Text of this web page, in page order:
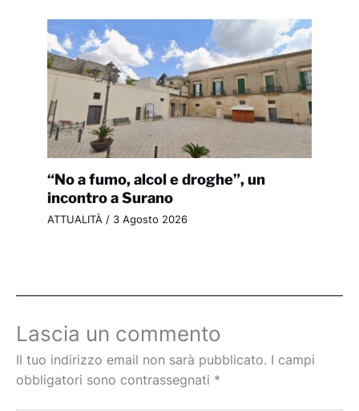
“No a fumo, alcol e droghe”, un
incontro a Surano
ATTUALITÀ / 3 Agosto 2026
Lascia un commento
Il tuo indirizzo email non sarà pubblicato. I campi
obbligatori sono contrassegnati *